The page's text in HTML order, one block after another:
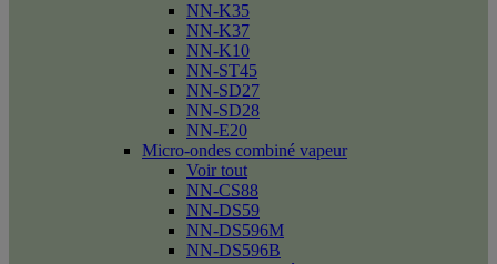
NN-K35
NN-K37
NN-K10
NN-ST45
NN-SD27
NN-SD28
NN-E20
Micro-ondes combiné vapeur
Voir tout
NN-CS88
NN-DS59
NN-DS596M
NN-DS596B